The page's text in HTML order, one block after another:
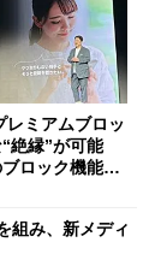
レミアムブロッ
絶縁”が可能
ロック機能と
組み、新メディ